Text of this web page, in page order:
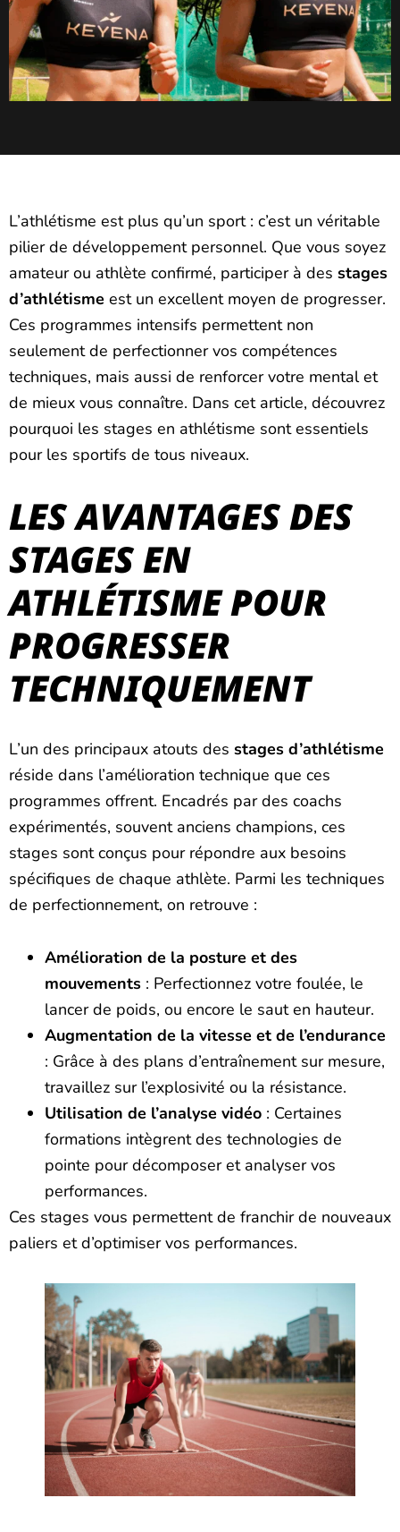
L’athlétisme est plus qu’un sport : c’est un véritable
pilier de développement personnel. Que vous soyez
amateur ou athlète confirmé, participer à des stages
d’athlétisme est un excellent moyen de progresser.
Ces programmes intensifs permettent non
seulement de perfectionner vos compétences
techniques, mais aussi de renforcer votre mental et
de mieux vous connaître. Dans cet article, découvrez
pourquoi les stages en athlétisme sont essentiels
pour les sportifs de tous niveaux.
LES AVANTAGES DES
STAGES EN
ATHLÉTISME POUR
PROGRESSER
TECHNIQUEMENT
L’un des principaux atouts des stages d’athlétisme
réside dans l’amélioration technique que ces
programmes offrent. Encadrés par des coachs
expérimentés, souvent anciens champions, ces
stages sont conçus pour répondre aux besoins
spécifiques de chaque athlète. Parmi les techniques
de perfectionnement, on retrouve :
Amélioration de la posture et des
mouvements : Perfectionnez votre foulée, le
lancer de poids, ou encore le saut en hauteur.
Augmentation de la vitesse et de l’endurance
: Grâce à des plans d’entraînement sur mesure,
travaillez sur l’explosivité ou la résistance.
Utilisation de l’analyse vidéo : Certaines
formations intègrent des technologies de
pointe pour décomposer et analyser vos
performances.
Ces stages vous permettent de franchir de nouveaux
paliers et d’optimiser vos performances.